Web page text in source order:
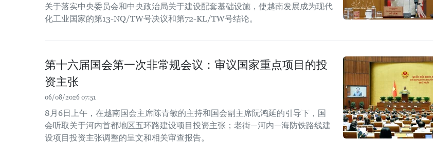
关于落实中央委员会和中央政治局关于建设配套基础设施，使越南发展成为现代
化工业国家的第13-NQ/TW号决议和第72-KL/TW号结论。
第十六届国会第一次非常规会议：审议国家重点项目的投
资主张
06/08/2026 07:51
8月6日上午，在越南国会主席陈青敏的主持和国会副主席阮鸿延的引导下，国
会听取关于河内首都地区五环路建设项目投资主张；老街—河内—海防铁路线建
设项目投资主张调整的呈文和相关审查报告。